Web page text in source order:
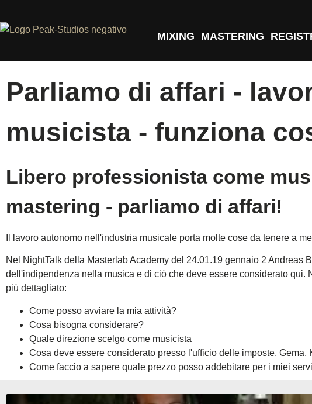
MIXING MASTERING
Parliamo di affari -
musicista - funziona
Libero professionista come
mastering - parliamo di affari!
Il lavoro autonomo nell'industria musicale porta molte cose da tenere a
Nel NightTalk della Masterlab Academy del 24.01.19 gennaio 2
dell'indipendenza nella musica e di ciò che deve essere considerato
più dettagliato:
Come posso avviare la mia attività?
Cosa bisogna considerare?
Quale direzione scelgo come musicista
Cosa deve essere considerato presso l'ufficio delle imposte, Gema,
Come faccio a sapere quale prezzo posso addebitare per i miei